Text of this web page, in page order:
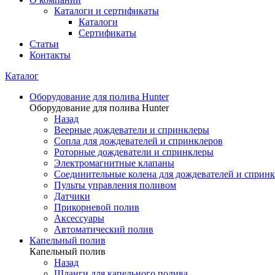
Каталоги и сертификаты
Каталоги
Сертификаты
Статьи
Контакты
Каталог
Оборудование для полива Hunter
Оборудование для полива Hunter
Назад
Веерные дождеватели и спринклеры
Сопла для дождевателей и спринклеров
Роторные дождеватели и спринклеры
Электромагнитные клапаны
Соединительные колена для дождевателей и
Пульты управления поливом
Датчики
Прикорневой полив
Аксессуары
Автоматический полив
Капельный полив
Капельный полив
Назад